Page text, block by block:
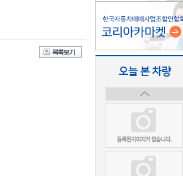
오늘 본 차량